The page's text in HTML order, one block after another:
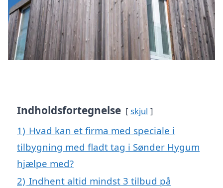
Indholdsfortegnelse skjul
1) Hvad kan et firma med speciale i
tilbygning med fladt tag i Sønder Hygum
hjælpe med?
2) Indhent altid mindst 3 tilbud på